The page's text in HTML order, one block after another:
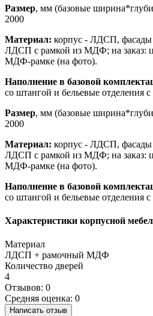
Размер, мм (базовые
2000
Материал: корпус - ЛДСП, фасады
ЛДСП с рамкой из МДФ; на заказ:
МДФ-рамке (на фото).
Наполнение в базовой
со штангой и бельевые отделения
Размер, мм (базовые
2000
Материал: корпус - ЛДСП, фасады
ЛДСП с рамкой из МДФ; на заказ:
МДФ-рамке (на фото).
Наполнение в базовой
со штангой и бельевые отделения
Характеристики корпусной
Материал
ЛДСП + рамочный МДФ
Количество дверей
4
Отзывов: 0
Средняя оценка: 0
Написать отзыв